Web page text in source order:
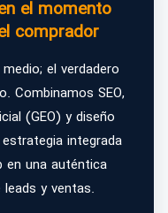
el momento
comprador
el verdadero
Combinamos SEO,
(GEO) y diseño
integrada
una auténtica
y ventas.